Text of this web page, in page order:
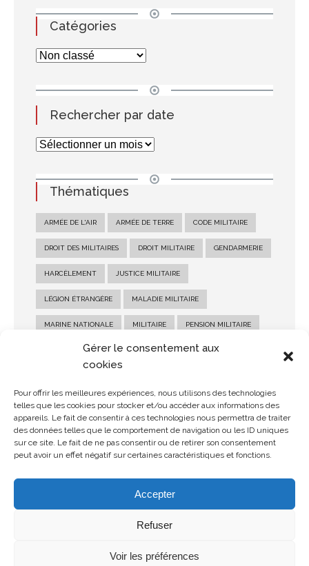
Gérer le consentement aux
cookies
Pour offrir les meilleures expériences, nous utilisons des technologies
telles que les cookies pour stocker et/ou accéder aux informations des
appareils. Le fait de consentir à ces technologies nous permettra de traiter
des données telles que le comportement de navigation ou les ID uniques
sur ce site. Le fait de ne pas consentir ou de retirer son consentement
peut avoir un effet négatif sur certaines caractéristiques et fonctions.
Accepter
Refuser
Voir les préférences
Catégories
Rechercher par date
Thématiques
ARMÉE DE L'AIR ARMÉE DE TERRE CODE MILITAIRE
DROIT DES MILITAIRES DROIT MILITAIRE GENDARMERIE
HARCÈLEMENT JUSTICE MILITAIRE
LÉGION ÉTRANGÈRE MALADIE MILITAIRE
MARINE NATIONALE MILITAIRE PENSION MILITAIRE
PENSION MILITAIRE D'INVALIDITÉ RECOURS MILITAIRE
SANCTION MILITAIRE SOLDE MILITAIRE
STATUT MILITAIRE